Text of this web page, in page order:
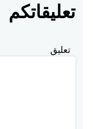
تعليقاتكم
تعليق